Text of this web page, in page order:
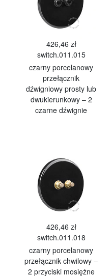
426,46 zł
switch.011.015
czarny porcelanowy
przełącznik
dźwigniowy prosty lub
dwukierunkowy – 2
czarne dźwignie
426,46 zł
switch.011.018
czarny porcelanowy
przełącznik chwilowy –
2 przyciski mosiężne